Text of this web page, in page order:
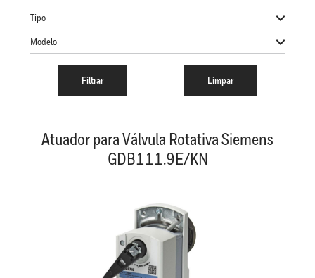
Tipo
Modelo
Atuador para Válvula Rotativa Siemens
GDB111.9E/KN